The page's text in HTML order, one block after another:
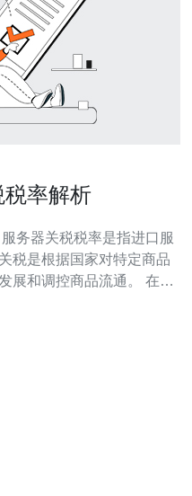
率解析
税是根据国家对特定商品
调控商品流通。 在台
下几类： 计算机服